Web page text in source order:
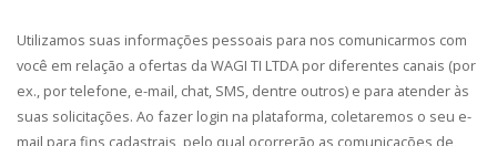
Utilizamos suas informações pessoais para nos comunicarmos com
você em relação a ofertas da WAGI TI LTDA por diferentes canais (por
ex., por telefone, e-mail, chat, SMS, dentre outros) e para atender às
suas solicitações. Ao fazer login na plataforma, coletaremos o seu e-
mail para fins cadastrais, pelo qual ocorrerão as comunicações de